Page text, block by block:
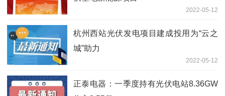
2022-05-12
杭州西站光伏发电项目建成投用为“云之
城”助力
2022-05-12
正泰电器：一季度持有光伏电站8.36GW